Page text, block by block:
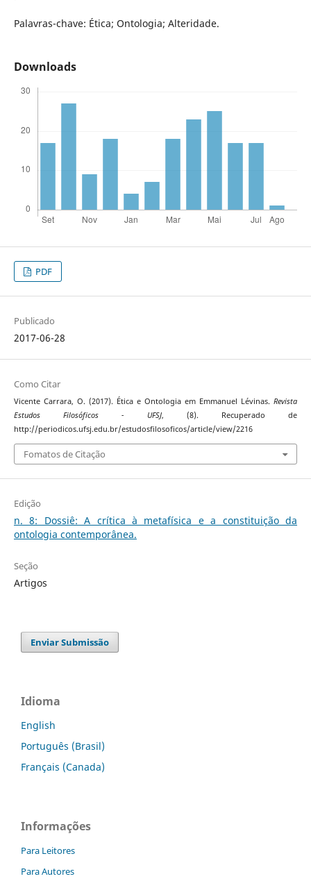
Palavras-chave: Ética; Ontologia; Alteridade.
Downloads
PDF
Publicado
2017-06-28
Como Citar
Vicente Carrara, O. (2017). Ética e Ontologia em Emmanuel Lévinas.Revista
Estudos Filosóficos - UFSJ, (8). Recuperado de
http://periodicos.ufsj.edu.br/estudosfilosoficos/article/view/2216
Fomatos de Citação
Edição
n. 8: Dossiê: A crítica à metafísica e a constituição da
ontologia contemporânea.
Seção
Artigos
Enviar Submissão
Idioma
English
Português (Brasil)
Français (Canada)
Informações
Para Leitores
Para Autores